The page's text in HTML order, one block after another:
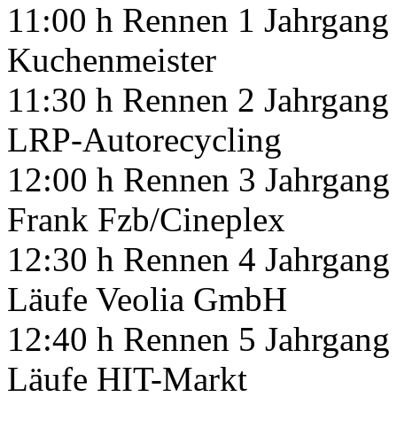
11:00 h Rennen 1
Kuchenmeister
11:30 h Rennen 2
LRP-Autorecycling
12:00 h Rennen 3
Frank Fzb/Cineplex
12:30 h Rennen 4
Läufe Veolia GmbH
12:40 h Rennen 5
Läufe HIT-Markt